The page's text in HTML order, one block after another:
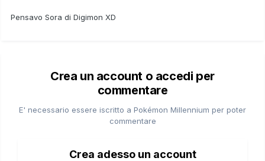
Pensavo Sora di Digimon XD
Crea un account o accedi per
commentare
E' necessario essere iscritto a Pokémon Millennium per poter
commentare
Crea adesso un account